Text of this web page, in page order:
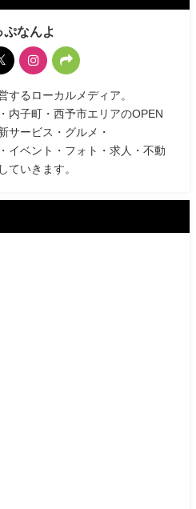
ぷなんよ
するローカルメディア。
内子町・西予市エリアのOPEN
サービス・グルメ・
イベント・フォト・求人・不動
ていきます。